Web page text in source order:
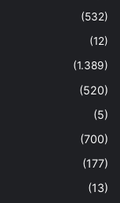
(532)
(12)
(1.389)
(520)
(5)
(700)
(177)
(13)